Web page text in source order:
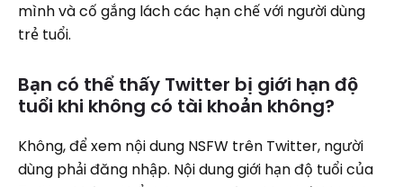
mình và cố gắng lách các hạn chế với người dùng
trẻ tuổi.
Bạn có thể thấy Twitter bị giới hạn độ
tuổi khi không có tài khoản không?
Không, để xem nội dung NSFW trên Twitter, người
dùng phải đăng nhập. Nội dung giới hạn độ tuổi của